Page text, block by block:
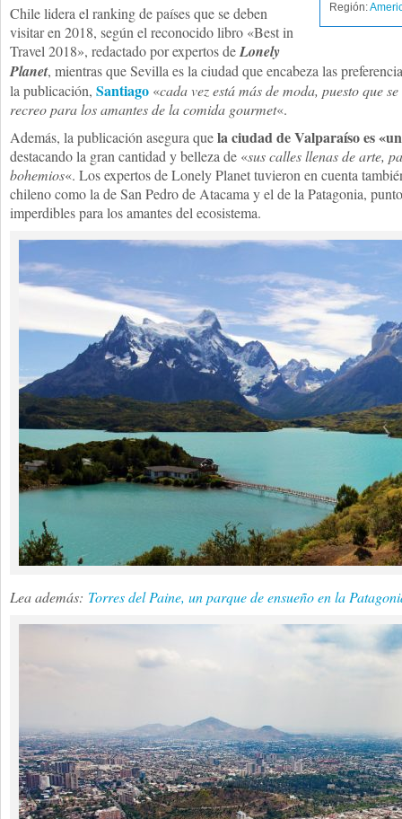
Región:
Chile lidera el ranking de países que se deben
visitar en 2018, según el reconocido libro «Best in
Travel 2018», redactado por expertos deLonely
Planet, mientras que Sevilla es la ciudad que encabeza las
la publicación, Santiago «cada vez está más de moda, puesto que
recreo para los amantes de la comida gourmet«.
Además, la publicación asegura quela ciudad de Valparaíso es
destacando la gran cantidad y belleza de «sus calles llenas de arte,
bohemios«. Los expertos de Lonely Planet tuvieron en cuenta
chileno como la de San Pedro de Atacama y el de la Patagonia,
imperdibles para los amantes del ecosistema.
Lea además: Torres del Paine, un parque de ensueño en la